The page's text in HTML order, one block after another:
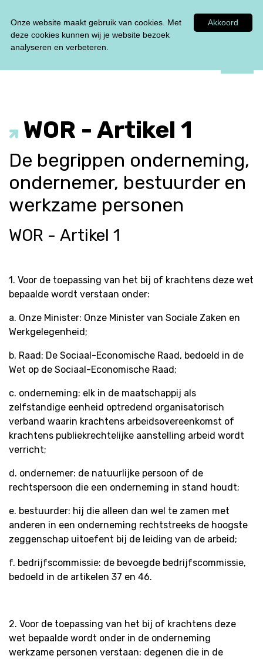
WOR - Artikel 1
De begrippen onderneming,
ondernemer, bestuurder en
werkzame personen
WOR - Artikel 1
1. Voor de toepassing van het bij of krachtens deze wet
bepaalde wordt verstaan onder:
a. Onze Minister: Onze Minister van Sociale Zaken en
Werkgelegenheid;
b. Raad: De Sociaal-Economische Raad, bedoeld in de
Wet op de Sociaal-Economische Raad;
c. onderneming: elk in de maatschappij als
zelfstandige eenheid optredend organisatorisch
verband waarin krachtens arbeidsovereenkomst of
krachtens publiekrechtelijke aanstelling arbeid wordt
verricht;
d. ondernemer: de natuurlijke persoon of de
rechtspersoon die een onderneming in stand houdt;
e. bestuurder: hij die alleen dan wel te zamen met
anderen in een onderneming rechtstreeks de hoogste
zeggenschap uitoefent bij de leiding van de arbeid;
f. bedrijfscommissie: de bevoegde bedrijfscommissie,
bedoeld in de artikelen 37 en 46.
2. Voor de toepassing van het bij of krachtens deze
wet bepaalde wordt onder in de onderneming
werkzame personen verstaan: degenen die in de
Akkoord
Onze website maakt gebruik van cookies. Met
deze cookies kunnen wij je website bezoek
analyseren en verbeteren.